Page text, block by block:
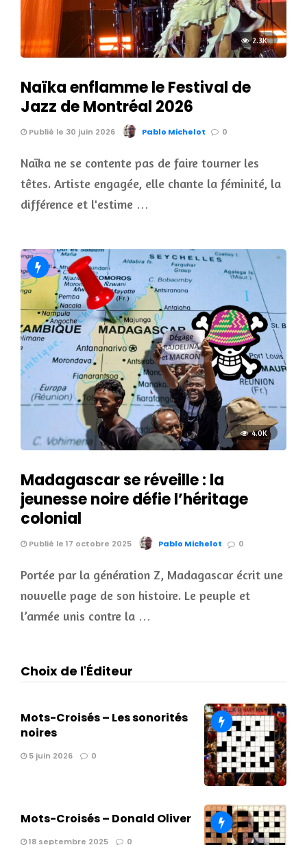
2.3K
Naïka enflamme le Festival de
Jazz de Montréal 2026
Publié le 30 juin 2026 Pablo Michelot 0
Naïka ne se contente pas de faire tourner les
têtes. Artiste engagée, elle chante la féminité, la
différence et l'estime …
4.0K
Madagascar se réveille : la
jeunesse noire défie l’héritage
colonial
Publié le 17 octobre 2025 Pablo Michelot 0
Portée par la génération Z, Madagascar écrit une
nouvelle page de son histoire. Le peuple et
l’armée unis contre la …
Choix de l'Éditeur
Mots-Croisés – Les sonorités
noires
5 juin 2026 0
Mots-Croisés – Donald Oliver
18 septembre 2025 0